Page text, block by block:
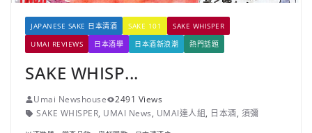
JAPANESE SAKE 日本清酒 SAKE 101
SAKE WHISPER
UMAI REVIEWS
日本酒學 日本酒新浪潮 熱門話題
SAKE WHISP...
Umai Newshouse
2491 Views
SAKE WHISPER, UMAI News, UMAI達人組, 日本酒, 須彌